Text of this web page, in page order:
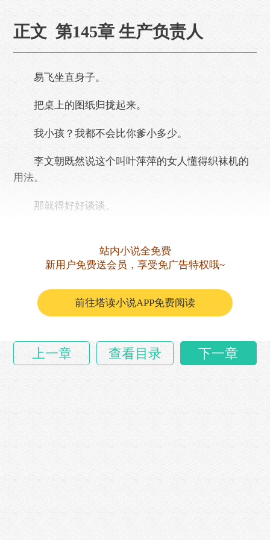
正文 第145章 生产负责人
易飞坐直身子。
把桌上的图纸归拢起来。
我小孩？我都不会比你爹小多少。
李文朝既然说这个叫叶萍萍的女人懂得织袜机的
用法。
那就得好好谈谈。
正确的操作，可以大大提高工作效率和合格率。
他也只是认识那些机器，具体操作也不太懂。
“织袜机我还……
站内小说全免费
新用户免费送会员，享受免广告特权哦~
前往塔读小说APP免费阅读
上一章 查看目录 下一章